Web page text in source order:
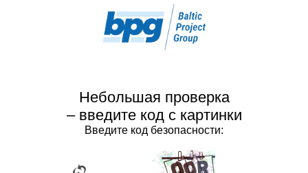
Небольшая проверка
– введите код с картинки
Введите код безопасности: